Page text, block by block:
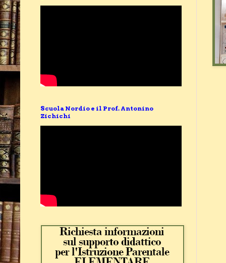
Scuola Nordio e il Prof. Antonino
Zichichi